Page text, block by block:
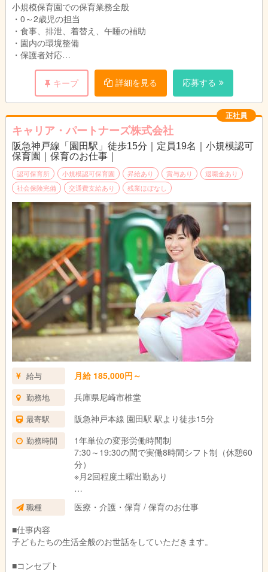
小規模保育園での保育業務全般
・0～2歳児の担当
・食事、排泄、着替え、午睡の補助
・園内の環境整備
・保護者対応
・連絡帳、各書類の記入
キープ
詳細を見る 応募する
正社員
キャリア・パートナーズ株式会社
阪急神戸線「園田駅」徒歩15分｜定員19名｜小規模認可
保育園｜保育のお仕事｜
認可保育所 小規模認可保育園 昇給あり 賞与あり
退職金あり
社会保険完備
交通費支給あり 残業ほぼなし
給与 月給 185,000円～
勤務地 兵庫県尼崎市椎堂
最寄駅 阪急神戸本線 園田駅 駅より徒歩15分
勤務時間
1年単位の変形労働時間制
7:30～19:30の間で実働8時間シフト制（休憩60
分）
※月2回程度土曜出勤あり
◆残業は月平均1時間と少なく、持ち帰り仕事は
ほとんどありません！
ます。
・複数担任制で業務を分担し、一人あたりの負
職種
医療・介護・保育 / 保育のお仕事
■仕事内容
子どもたちの生活全般のお世話をしていただきます。
■コンセプト